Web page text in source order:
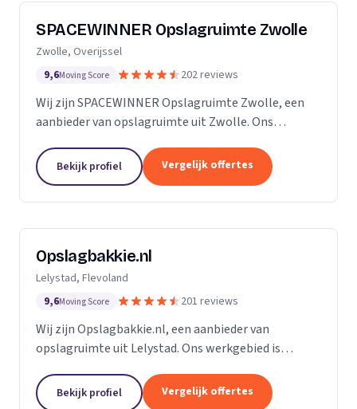
SPACEWINNER Opslagruimte Zwolle
Zwolle, Overijssel
9,6Moving Score 202 reviews
Wij zijn SPACEWINNER Opslagruimte Zwolle, een
aanbieder van opslagruimte uit Zwolle. Ons
Bekijk profiel Vergelijk offertes
Opslagbakkie.nl
Lelystad, Flevoland
9,6Moving Score 201 reviews
Wij zijn Opslagbakkie.nl, een aanbieder van
opslagruimte uit Lelystad. Ons werkgebied is
Bekijk profiel Vergelijk offertes